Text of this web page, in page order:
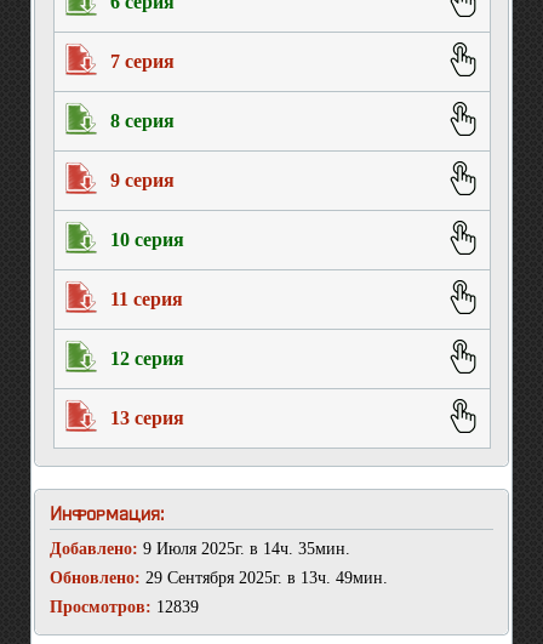
7 серия
8 серия
9 серия
10 серия
11 серия
12 серия
13 серия
Информация:
Добавлено: 9 Июля 2025г. в 14ч. 35мин.
Обновлено: 29 Сентября 2025г. в 13ч. 49мин.
Просмотров: 12839